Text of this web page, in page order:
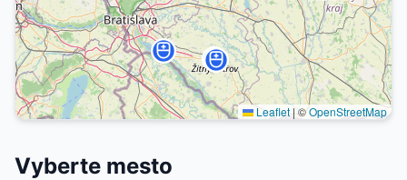
Leaflet | ©OpenStreetMap
Vyberte mesto